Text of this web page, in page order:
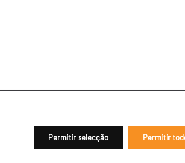
Permitir selecção Permitir